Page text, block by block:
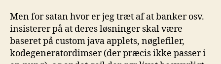
Men for satan hvor er jeg træt af at banker osv.
insisterer på at deres løsninger skal være
baseret på custom java applets, nøglefiler,
kodegeneratordimser (der præcis ikke passer i